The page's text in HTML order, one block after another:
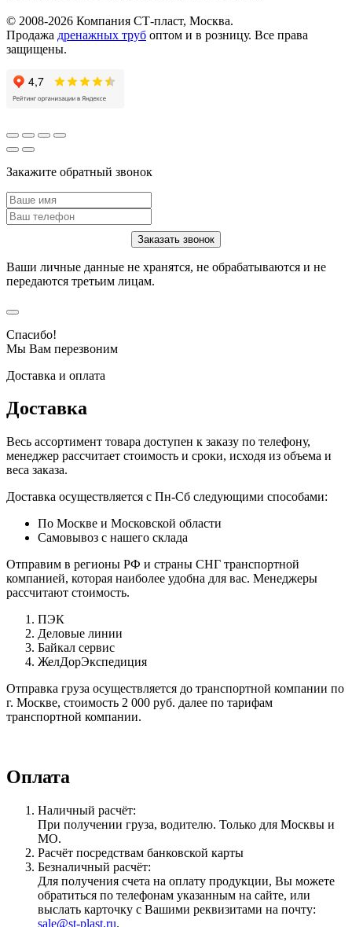
© 2008-2026 Компания СТ-пласт, Москва.
Продажа дренажных труб оптом и в розницу. Все права
защищены.
Закажите обратный звонок
Ваши личные данные не хранятся, не обрабатываются и не
передаются третьим лицам.
Спасибо!
Мы Вам перезвоним
Доставка и оплата
Доставка
Весь ассортимент товара доступен к заказу по телефону,
менеджер рассчитает стоимость и сроки, исходя из объема и
веса заказа.
Доставка осуществляется с Пн-Сб следующими способами:
По Москве и Московской области
Самовывоз с нашего склада
Отправим в регионы РФ и страны СНГ транспортной
компанией, которая наиболее удобна для вас. Менеджеры
рассчитают стоимость.
ПЭК
Деловые линии
Байкал сервис
ЖелДорЭкспедиция
Отправка груза осуществляется до транспортной компании по
г. Москве, стоимость 2 000 руб. далее по тарифам
транспортной компании.
Оплата
Наличный расчёт:
При получении груза, водителю. Только для Москвы и
МО.
Расчёт посредствам банковской карты
Безналичный расчёт:
Для получения счета на оплату продукции, Вы можете
обратиться по телефонам указанным на сайте, или
выслать карточку с Вашими реквизитами на почту:
sale@st-plast.ru.